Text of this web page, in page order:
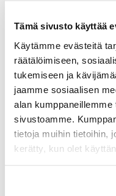
Tämä sivusto käyttää
Käytämme evästeitä
räätälöimiseen,
tukemiseen ja
jaamme sosiaalisen
alan
sivustoamme.
tietoja muihin tietoihin,
kerätty, kun olet
itsellesi!
touko-kesäkuun
osallistuneiden kesken.
Tervetuloa mukaan!
Ilmoittaudu tästä
Naisten kauden